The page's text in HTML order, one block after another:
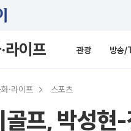
라이프 관광 방송/
·라이프 스포츠
골프, 박성